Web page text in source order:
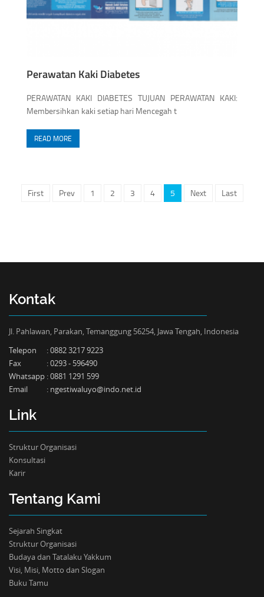
Perawatan Kaki Diabetes
PERAWATAN KAKI DIABETES TUJUAN PERAWATAN KAKI:
Membersihkan kaki setiap hari Mencegah t
READ MORE
First Prev 1 2 3 4 5 Next Last
Kontak
Jl. Pahlawan, Parakan, Temanggung 56254, Jawa Tengah, Indonesia
Telepon
:0882 3217 9223
Fax
:0293 - 596490
Whatsapp :0881 1291 599
Email
: ngestiwaluyo@indo.net.id
Link
Struktur Organisasi
Konsultasi
Karir
Tentang Kami
Sejarah Singkat
Struktur Organisasi
Budaya dan Tatalaku Yakkum
Visi, Misi, Motto dan Slogan
Buku Tamu